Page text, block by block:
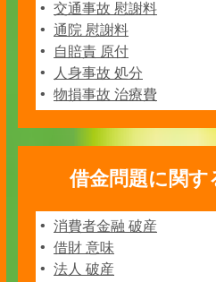
交通事故 慰謝料
通院 慰謝料
自賠責 原付
人身事故 処分
物損事故 治療費
借金問題に関す
消費者金融 破産
借財 意味
法人 破産